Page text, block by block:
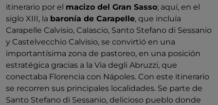
itinerario por el macizo del Gran Sasso; aquí, en el
siglo XIII, la baronía de Carapelle, que incluía
Carapelle Calvisio, Calascio, Santo Stefano di Sessanio
y Castelvecchio Calvisio, se convirtió en una
importantísima zona de pastoreo, en una posición
estratégica gracias a la Via degli Abruzzi, que
conectaba Florencia con Nápoles. Con este itinerario
se recorren sus principales localidades. Se parte de
Santo Stefano di Sessanio, delicioso pueblo donde